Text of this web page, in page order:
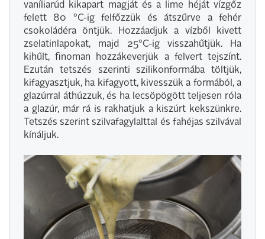
vaníliarúd kikapart magját és a lime héját vízgőz
felett 80 °C-ig felfőzzük és átszűrve a fehér
csokoládéra öntjük. Hozzáadjuk a vízből kivett
zselatinlapokat, majd 25°C-ig visszahűtjük. Ha
kihűlt, finoman hozzákeverjük a felvert tejszínt.
Ezután tetszés szerinti szilikonformába töltjük,
kifagyasztjuk, ha kifagyott, kivesszük a formából, a
glazúrral áthúzzuk, és ha lecsöpögött teljesen róla
a glazúr, már rá is rakhatjuk a kiszúrt kekszünkre.
Tetszés szerint szilvafagylalttal és fahéjas szilvával
kínáljuk.